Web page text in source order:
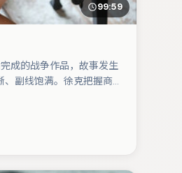
99:59
成的战争作品，故事发生
副线饱满。徐克把握商业
朝伟、任素汐等，角色动机
伏笔的观众。若你偏爱强类
注。